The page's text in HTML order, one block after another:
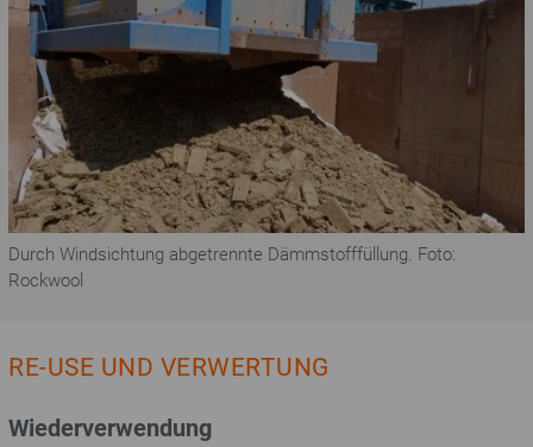
Durch Windsichtung abgetrennte Dämmstofffüllung. Foto:
Rockwool
RE-USE UND VERWERTUNG
Wiederverwendung